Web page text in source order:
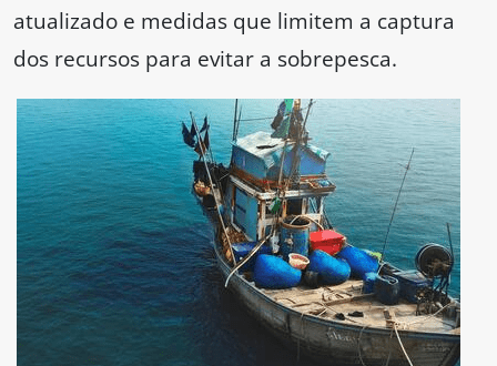
atualizado e medidas que limitem a captura
dos recursos para evitar a sobrepesca.